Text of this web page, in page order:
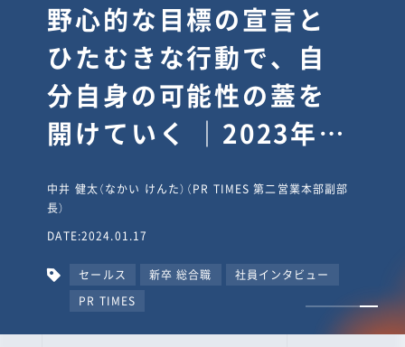
逆境では自分のスタン
スを変え“予想を裏切
り、期待を超える”【真
輔塾・前編】
山田真輔（やまだ しんすけ）（執行役員 兼 Jooto事業部
長）
DATE:2023.09.08
カルチャー CxO キャリア入社 Jooto